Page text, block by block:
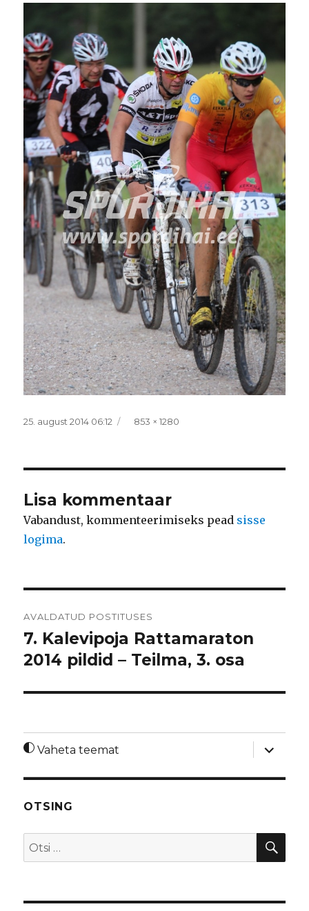
Postitatud
25. august 2014 06:12 Täissuurus
853 × 1280
Lisa kommentaar
Vabandust, kommenteerimiseks pead sisse
logima.
AVALDATUD POSTITUSES
7. Kalevipoja Rattamaraton
2014 pildid – Teilma, 3. osa
Vaheta teemat
laienda
OTSING
Otsi: